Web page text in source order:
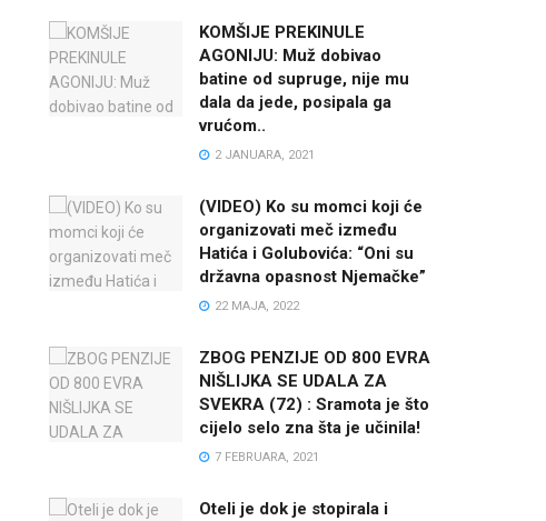
KOMŠIJE PREKINULE
AGONIJU: Muž dobivao
batine od supruge, nije mu
dala da jede, posipala ga
vrućom..
2 JANUARA, 2021
(VIDEO) Ko su momci koji će
organizovati meč između
Hatića i Golubovića: “Oni su
državna opasnost Njemačke”
22 MAJA, 2022
ZBOG PENZIJE OD 800 EVRA
NIŠLIJKA SE UDALA ZA
SVEKRA (72) : Sramota je što
cijelo selo zna šta je učinila!
7 FEBRUARA, 2021
Oteli je dok je stopirala i